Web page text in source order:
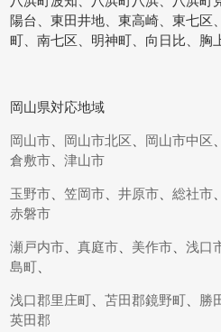
陽台、東田井地、東高崎、東七区
町、南七区、明神町、向日比、胸
岡山県対応地域
岡山市 岡山市北区 岡山市中区
倉敷市 、津山市
玉野市 、笠岡市 、井原市 、総社市
赤磐市
瀬戸内市 、真庭市 美作市 、浅口
島町
浅口郡里庄町 、苫田郡鏡野町 勝
英田郡